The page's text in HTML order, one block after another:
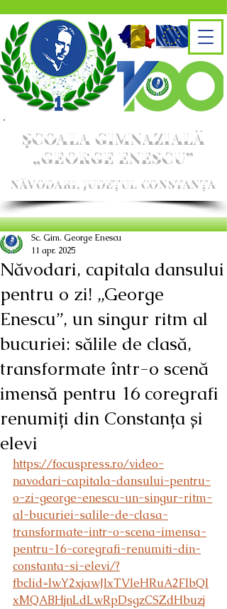
ȘCOALA GIMNAZIALĂ
„GEORGE ENESCU”
NĂVODARI, JUDEȚUL CONSTANȚA
Năvodari, capitala dansului
pentru o zi! „George
Enescu”, un singur ritm al
bucuriei: sălile de clasă,
transformate într-o scenă
imensă pentru 16 coregrafi
renumiți din Constanța și
elevi
Sc. Gim. George Enescu
11 apr. 2025
https://focuspress.ro/video-
navodari-capitala-dansului-pentru-
o-zi-george-enescu-un-singur-ritm-
al-bucuriei-salile-de-clasa-
transformate-intr-o-scena-imensa-
pentru-16-coregrafi-renumiti-din-
constanta-si-elevi/?
fbclid=IwY2xjawJlxTVleHRuA2FlbQI
xMQABHjnLdLwRpDsgzCSZdHbuzj